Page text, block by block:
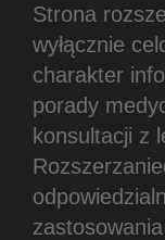
Strona
wyłącznie
charakter
porady
konsultacji z